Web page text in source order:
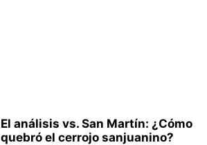
El análisis vs. San Martín: ¿Cómo
quebró el cerrojo sanjuanino?